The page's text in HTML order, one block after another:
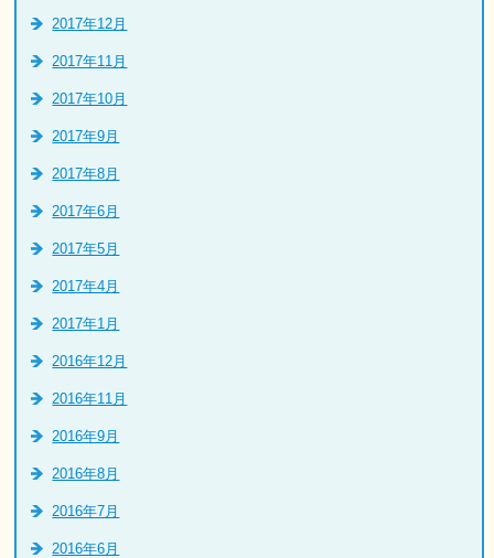
2017年12月
2017年11月
2017年10月
2017年9月
2017年8月
2017年6月
2017年5月
2017年4月
2017年1月
2016年12月
2016年11月
2016年9月
2016年8月
2016年7月
2016年6月